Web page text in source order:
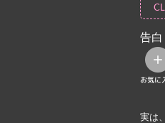
告白
お気に
実は